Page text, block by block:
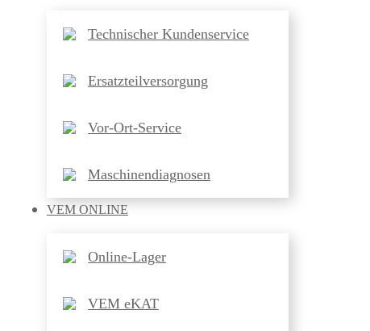
Technischer Kundenservice
Ersatzteilversorgung
Vor-Ort-Service
Maschinendiagnosen
VEM ONLINE
Online-Lager
VEM eKAT